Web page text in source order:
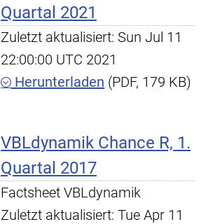
Quartal 2021
Zuletzt aktualisiert: Sun Jul 11
22:00:00 UTC 2021
Herunterladen (PDF, 179 KB)
VBLdynamik Chance R, 1.
Quartal 2017
Factsheet VBLdynamik
Zuletzt aktualisiert: Tue Apr 11